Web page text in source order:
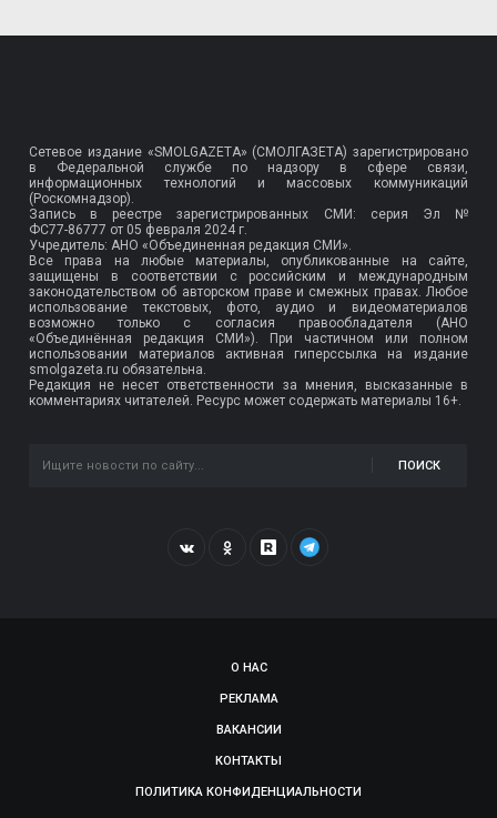
Сетевое издание «SMOLGAZETA» (СМОЛГАЗЕТА) зарегистрировано
в Федеральной службе по надзору в сфере связи,
информационных технологий и массовых коммуникаций
(Роскомнадзор).
Запись в реестре зарегистрированных СМИ: серия Эл №
ФС77-86777 от 05 февраля 2024 г.
Учредитель: АНО «Объединенная редакция СМИ».
Все права на любые материалы, опубликованные на сайте,
защищены в соответствии с российским и международным
законодательством об авторском праве и смежных правах. Любое
использование текстовых, фото, аудио и видеоматериалов
возможно только с согласия правообладателя (АНО
«Объединённая редакция СМИ»). При частичном или полном
использовании материалов активная гиперссылка на издание
smolgazeta.ru обязательна.
Редакция не несет ответственности за мнения, высказанные в
комментариях читателей. Ресурс может содержать материалы 16+.
ПОИСК
О НАС
РЕКЛАМА
ВАКАНСИИ
КОНТАКТЫ
ПОЛИТИКА КОНФИДЕНЦИАЛЬНОСТИ